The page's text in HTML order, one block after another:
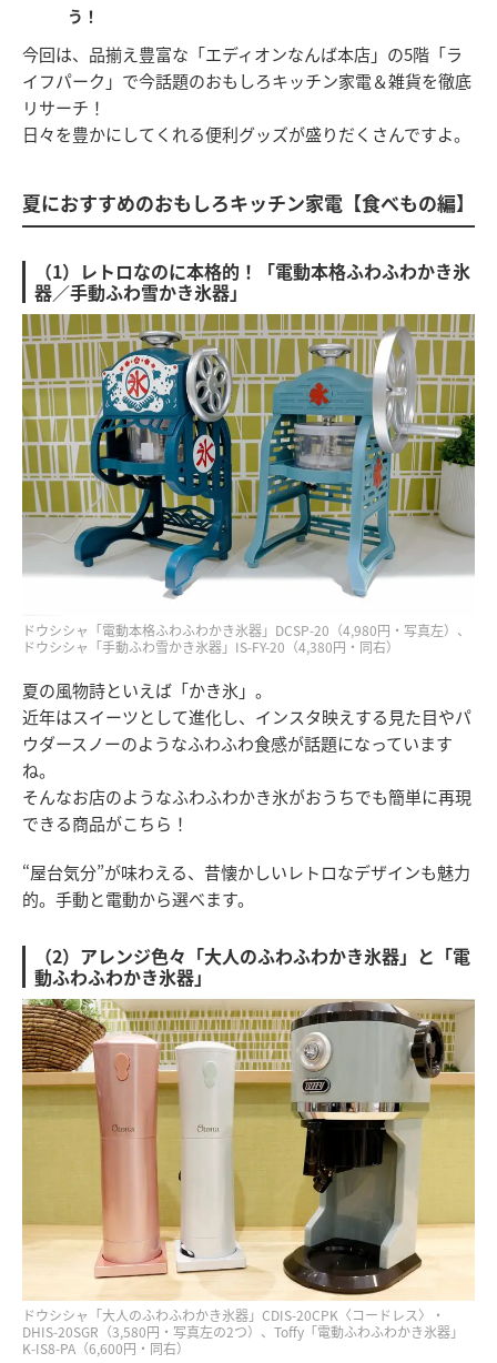
う！
今回は、品揃え豊富な「エディオンなんば本店」の5階「ラ
イフパーク」で今話題のおもしろキッチン家電＆雑貨を徹底
リサーチ！
日々を豊かにしてくれる便利グッズが盛りだくさんですよ。
夏におすすめのおもしろキッチン家電【食べもの編】
（1）レトロなのに本格的！「電動本格ふわふわかき氷
器／手動ふわ雪かき氷器」
ドウシシャ「電動本格ふわふわかき氷器」DCSP-20（4,980円・写真左）、
ドウシシャ「手動ふわ雪かき氷器」IS-FY-20（4,380円・同右）
夏の風物詩といえば「かき氷」。
近年はスイーツとして進化し、インスタ映えする見た目やパ
ウダースノーのようなふわふわ食感が話題になっています
ね。
そんなお店のようなふわふわかき氷がおうちでも簡単に再現
できる商品がこちら！
“屋台気分”が味わえる、昔懐かしいレトロなデザインも魅力
的。手動と電動から選べます。
（2）アレンジ色々「大人のふわふわかき氷器」と「電
動ふわふわかき氷器」
ドウシシャ「大人のふわふわかき氷器」CDIS-20CPK〈コードレス〉・
DHIS-20SGR（3,580円・写真左の2つ）、Toffy「電動ふわふわかき氷器」
K-IS8-PA（6,600円・同右）